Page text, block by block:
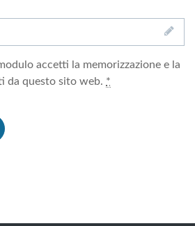
accetti la memorizzazione e la
da questo sito web. *